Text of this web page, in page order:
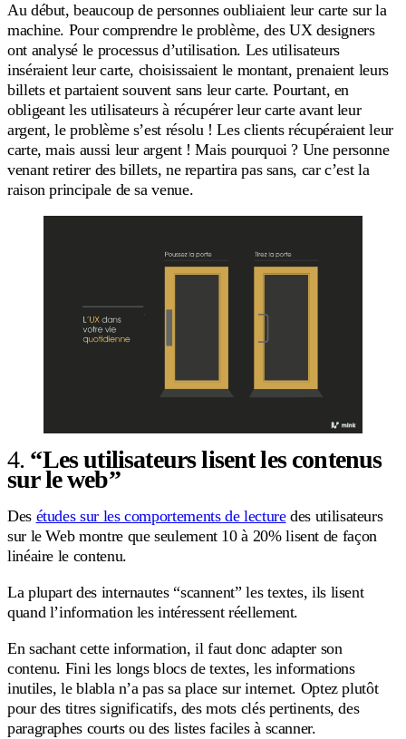
Au début, beaucoup de personnes oubliaient leur carte sur la
machine. Pour comprendre le problème, des UX designers
ont analysé le processus d’utilisation. Les utilisateurs
inséraient leur carte, choisissaient le montant, prenaient leurs
billets et partaient souvent sans leur carte. Pourtant, en
obligeant les utilisateurs à récupérer leur carte avant leur
argent, le problème s’est résolu ! Les clients récupéraient leur
carte, mais aussi leur argent ! Mais pourquoi ? Une personne
venant retirer des billets, ne repartira pas sans, car c’est la
raison principale de sa venue.
4. “Les utilisateurs lisent les contenus
sur le web”
Des études sur les comportements de lecturedes utilisateurs
sur le Web montre que seulement 10 à 20% lisent de façon
linéaire le contenu.
La plupart des internautes “scannent” les textes, ils lisent
quand l’information les intéressent réellement.
En sachant cette information, il faut donc adapter son
contenu. Fini les longs blocs de textes, les informations
inutiles, le blabla n’a pas sa place sur internet. Optez plutôt
pour des titres significatifs, des mots clés pertinents, des
paragraphes courts ou des listes faciles à scanner.